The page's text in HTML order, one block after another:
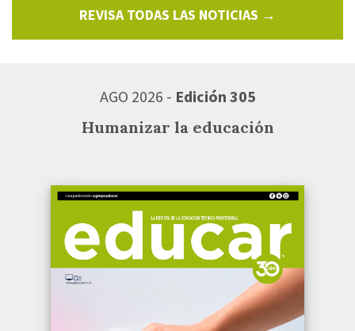
REVISA TODAS LAS NOTICIAS →
AGO 2026 - Edición 305
Humanizar la educación